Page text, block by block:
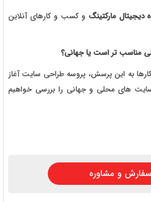
دیجیتال مارکتینگ و کسب و کارهای آنلاین
مناسب تر است یا جهانی؟
به این پرسش، پروسه طراحی سایت آغاز
ادامه 2 تفاوت سایت های محلی و جهانی را بررسی خواهیم
و مشاوره